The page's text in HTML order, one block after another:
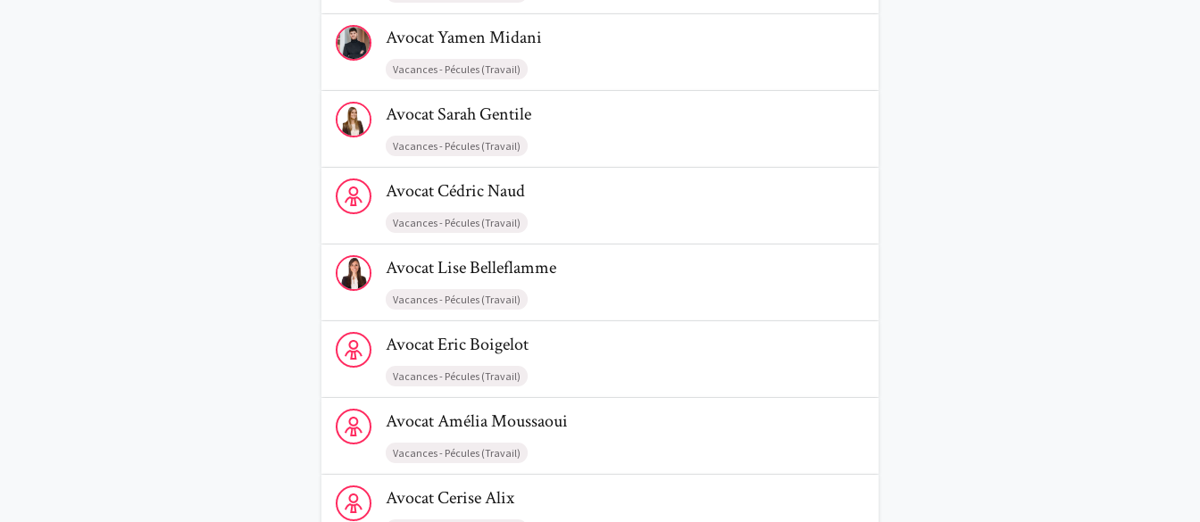
Voir le profil de AvocatYamen Midani
AvocatYamenMidani
Vacances - Pécules (Travail)
Voir le profil de AvocatSarah Gentile
AvocatSarahGentile
Vacances - Pécules (Travail)
Voir le profil de AvocatCédric Naud
AvocatCédricNaud
Vacances - Pécules (Travail)
Voir le profil de AvocatLise Belleflamme
AvocatLiseBelleflamme
Vacances - Pécules (Travail)
Voir le profil de AvocatEric Boigelot
AvocatEricBoigelot
Vacances - Pécules (Travail)
Voir le profil de AvocatAmélia Moussaoui
AvocatAméliaMoussaoui
Vacances - Pécules (Travail)
Voir le profil de AvocatCerise Alix
AvocatCeriseAlix